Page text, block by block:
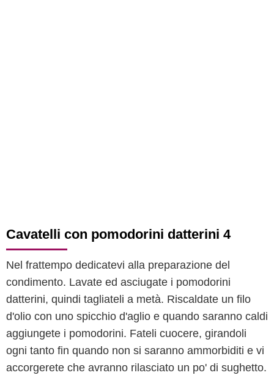
Cavatelli con pomodorini datterini 4
Nel frattempo dedicatevi alla preparazione del
condimento. Lavate ed asciugate i pomodorini
datterini, quindi tagliateli a metà. Riscaldate un filo
d'olio con uno spicchio d'aglio e quando saranno caldi
aggiungete i pomodorini. Fateli cuocere, girandoli
ogni tanto fin quando non si saranno ammorbiditi e vi
accorgerete che avranno rilasciato un po' di sughetto.